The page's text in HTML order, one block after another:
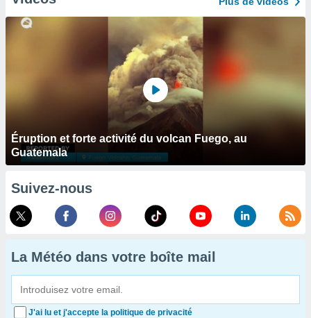
Éruption et forte activité du volcan Fuego, au
Guatemala
Suivez-nous
La Météo dans votre boîte mail
J'ai lu et j'accepte la politique de privacité